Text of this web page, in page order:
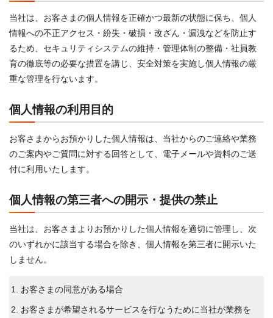
当社は、お客さまの個人情報を正確かつ最新の状態に保ち、個人
情報への不正アクセス・紛失・破損・改ざん・漏洩などを防止す
るため、セキュリティシステムの維持・管理体制の整備・社員教
育の徹底等の必要な措置を講じ、安全対策を実施し個人情報の厳
重な管理を行ないます。
個人情報の利用目的
お客さまからお預かりした個人情報は、当社からのご連絡や業務
のご案内やご質問に対する回答として、電子メールや資料のご送
付に利用いたします。
個人情報の第三者への開示・提供の禁止
当社は、お客さまよりお預かりした個人情報を適切に管理し、次
のいずれかに該当する場合を除き、個人情報を第三者に開示いた
しません。
お客さまの同意がある場合
お客さまが希望されるサービスを行なうために当社が業務を